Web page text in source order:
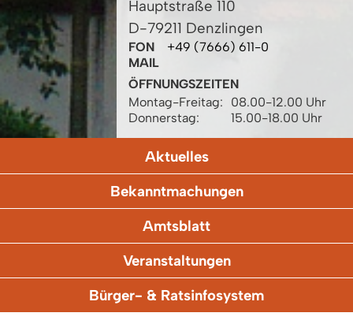
Hauptstraße 110
D-79211 Denzlingen
FON
+49 (7666) 611-0
MAIL
ÖFFNUNGSZEITEN
Montag-Freitag:
08.00-12.00 Uhr
Donnerstag:
15.00-18.00 Uhr
Aktuelles
Bekanntmachungen
Amtsblatt
Veranstaltungen
Bürger- & Ratsinfosystem